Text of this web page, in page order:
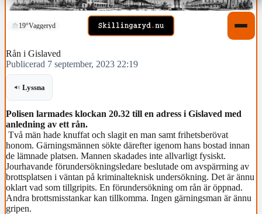
19°Vaggeryd
Rån i Gislaved
Publicerad 7 september, 2023 22:19
Lyssna
Polisen larmades klockan 20.32 till en adress i Gislaved med
anledning av ett rån.
Två män hade knuffat och slagit en man samt frihetsberövat
honom. Gärningsmännen sökte därefter igenom hans bostad innan
de lämnade platsen. Mannen skadades inte allvarligt fysiskt.
Jourhavande förundersökningsledare beslutade om avspärrning av
brottsplatsen i väntan på kriminalteknisk undersökning. Det är ännu
oklart vad som tillgripits. En förundersökning om rån är öppnad.
Andra brottsmisstankar kan tillkomma. Ingen gärningsman är ännu
gripen.